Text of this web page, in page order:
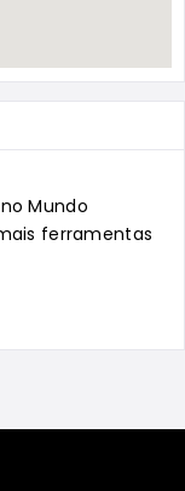
Mundo
ferramentas